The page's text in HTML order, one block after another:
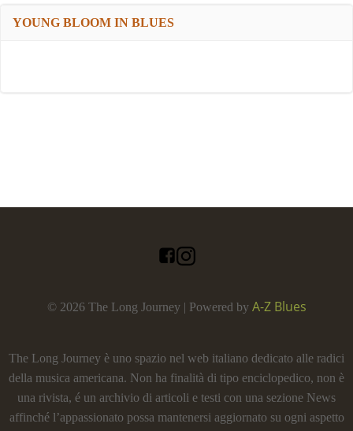
YOUNG BLOOM IN BLUES
© 2026 The Long Journey | Powered by A-Z Blues
The Long Journey è uno spazio nel web italiano dedicato alle radici
della musica americana. Non ha finalità di tipo enciclopedico, non è
una rivista, é un archivio di articoli e testi con una sezione News
affinché l’appassionato possa mantenersi aggiornato su ogni aspetto